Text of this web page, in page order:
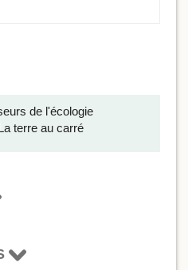
de l'écologie
terre au carré